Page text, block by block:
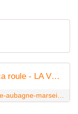
3° voie AUBAGNE-MARSEILLE : ça roule - LA VOIX DE NOSTERPACA